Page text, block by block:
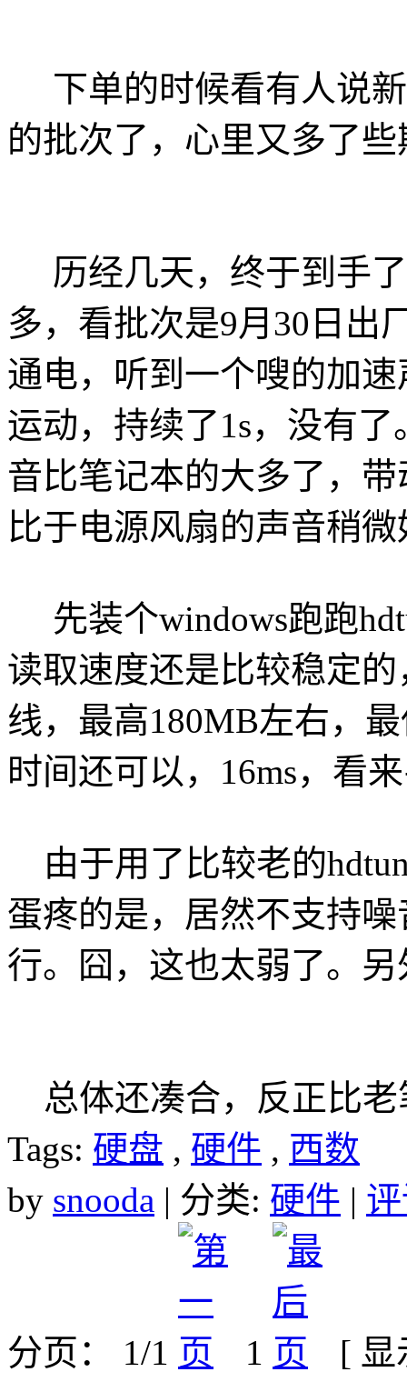
下单的时候看有人说
的批次了，心里又多了
历经几天，终于到手
多，看批次是9月30日出
通电，听到一个嗖的加
运动，持续了1s，没有
音比笔记本的大多了，
比于电源风扇的声音稍
先装个windows跑跑
读取速度还是比较稳定
线，最高180MB左右，
时间还可以，16ms，看
由于用了比较老的
蛋疼的是，居然不支持
行。囧，这也太弱了。
总体还凑合，反正比老
Tags: 硬盘 , 硬件 , 西数
by snooda | 分类: 硬件 |
分页： 1/1 1 [